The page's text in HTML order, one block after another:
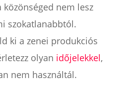
nem lesz
szokatlanabbtól.
ki a zenei produkciós
olyan időjelekkel,
nem használtál.